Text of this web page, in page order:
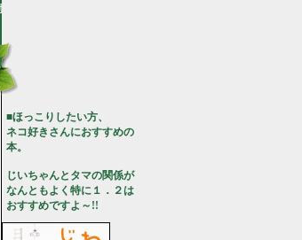
■ほっこりしたい方、
ネコ好きさんにおすすめの
本。
じいちゃんとタマの関係が
なんともよく特に１．２は
おすすめですよ～!!